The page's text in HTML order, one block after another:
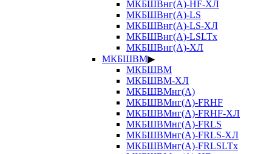
МКБШВнг(А)-HF-ХЛ
МКБШВнг(А)-LS
МКБШВнг(А)-LS-ХЛ
МКБШВнг(А)-LSLTx
МКБШВнг(А)-ХЛ
МКБШВМ▶
МКБШВМ
МКБШВМ-ХЛ
МКБШВМнг(А)
МКБШВМнг(А)-FRHF
МКБШВМнг(А)-FRHF-ХЛ
МКБШВМнг(А)-FRLS
МКБШВМнг(А)-FRLS-ХЛ
МКБШВМнг(А)-FRLSLTx